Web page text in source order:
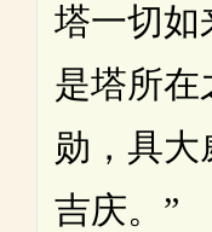
塔一切如
是塔所在
勋，具大
吉庆。”